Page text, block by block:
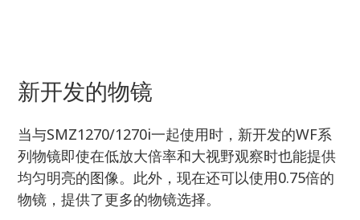
新开发的物镜
当与SMZ1270/1270i一起使用时，新开发的WF系
列物镜即使在低放大倍率和大视野观察时也能提供
均匀明亮的图像。此外，现在还可以使用0.75倍的
物镜，提供了更多的物镜选择。